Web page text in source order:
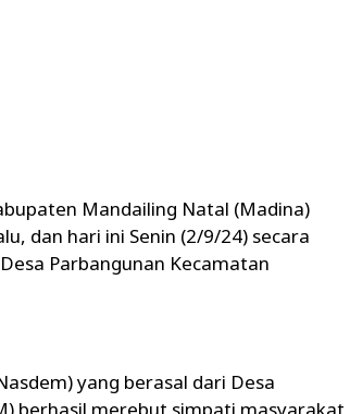
Mandailing Natal (Madina)
dan hari ini Senin (2/9/24) secara
Parbangunan Kecamatan
yang berasal dari Desa